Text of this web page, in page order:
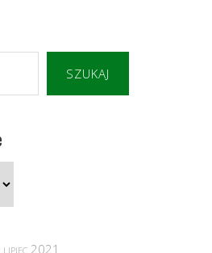
SZUKAJ
lipiec 2021